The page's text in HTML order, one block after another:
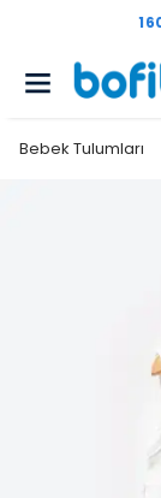
Bebek Tulumları